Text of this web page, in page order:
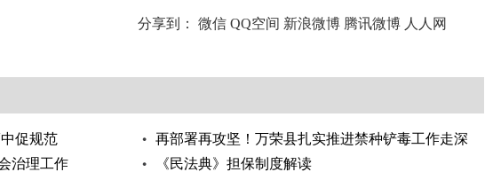
分享到： 微信 QQ空间 新浪微博 腾讯微博 人人网
促规范
再部署再攻坚！万荣县扎实推进禁种铲毒工作走深
走实
治理工作
《民法典》担保制度解读